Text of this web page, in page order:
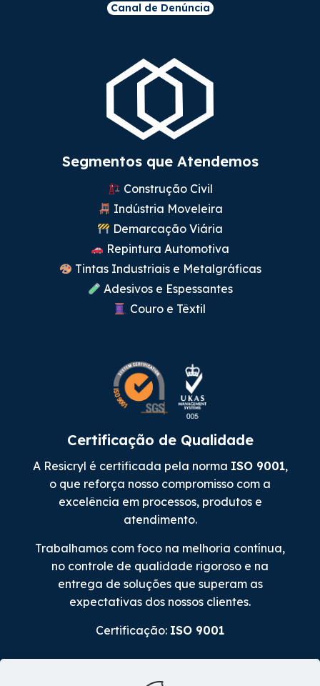
Canal de Denúncia
Segmentos que Atendemos
Construção Civil
Indústria Moveleira
Demarcação Viária
Repintura Automotiva
Tintas Industriais e Metalgráficas
Adesivos e Espessantes
Couro e Têxtil
Certificação de Qualidade
A Resicryl é certificada pela norma ISO 9001,
o que reforça nosso compromisso com a
excelência em processos, produtos e
atendimento.
Trabalhamos com foco na melhoria contínua,
no controle de qualidade rigoroso e na
entrega de soluções que superam as
expectativas dos nossos clientes.
Certificação: ISO 9001